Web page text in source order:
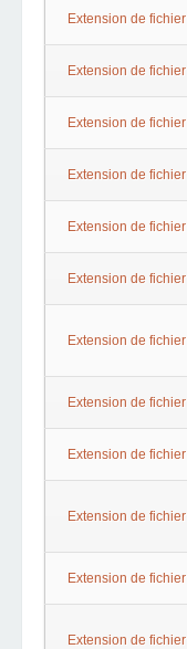
Extension de fichier
Extension de fichier
Extension de fichier
Extension de fichier
Extension de fichier
Extension de fichier
Extension de fichier
Extension de fichier
Extension de fichier
Extension de fichier
Extension de fichier
Extension de fichier